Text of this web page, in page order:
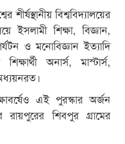
বিশ্ববিদ্যালয়ের
ইসলামী শিক্ষা, বিজ্ঞান,
ও মনোবিজ্ঞান ইত্যাদি
অনার্স, মাস্টার্স,
এই পুরস্কার অর্জন
শিবপুর গ্রামের